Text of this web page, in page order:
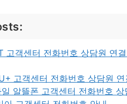
고객센터 전화번호 상담원 연
고객센터 전화번호 상담원
알뜰폰 고객센터 전화번호